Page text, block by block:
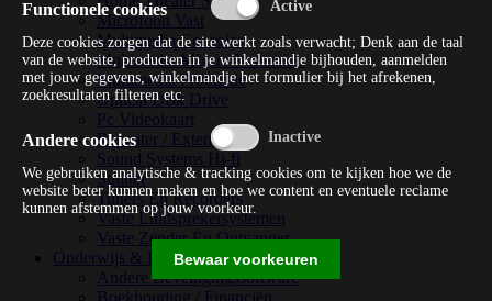
Microfoon Vast
Multimedia Consoles
Multimedia Mixer / Versterker
Multimedia Productie
Optical Disk Drive
Pc Videokaart
Repeater / Extender
Sound Systems Hi-fi
Splitter
Tuners En Recorders
Vaste Luidsprekersystemen
Vaste Zender En Ontvanger
Onderwijs & Recreatie
Andere Beveiligingssoftware
Functionele cookies
Deze cookies zorgen dat de site werkt zoals verwacht; Denk aan de taal
van de website, producten in je winkelmandje bijhouden, aanmelden
met jouw gegevens, winkelmandje het formulier bij het afrekenen,
zoekresultaten filteren etc.
Andere cookies
We gebruiken analytische & tracking cookies om te kijken hoe we de
website beter kunnen maken en hoe we content en eventuele reclame
kunnen afstemmen op jouw voorkeur.
Bewaar voorkeuren